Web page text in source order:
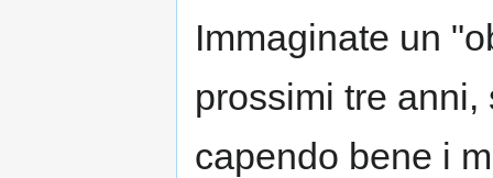
Immaginate un
prossimi tre
capendo bene i